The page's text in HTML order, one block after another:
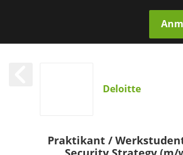
Deloitte
Praktikant /